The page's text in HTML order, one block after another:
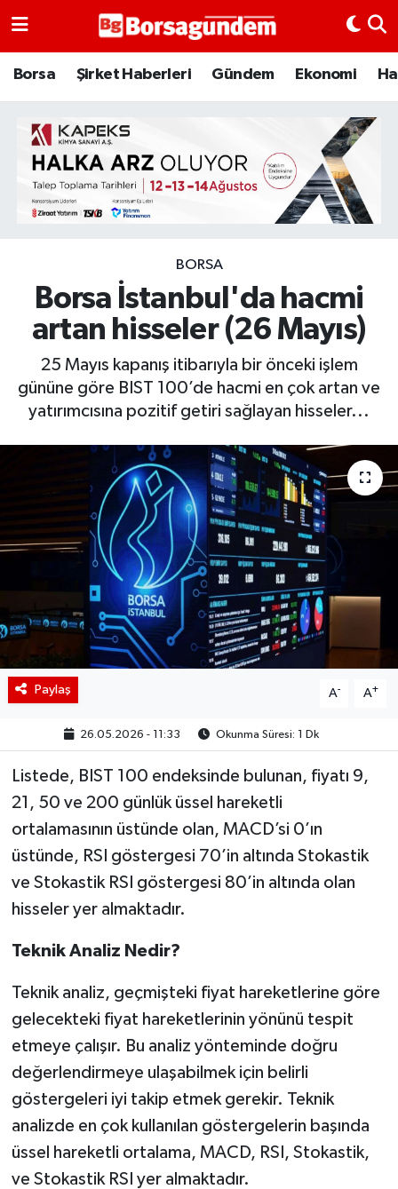
Borsa Şirket Haberleri Gündem Ekonomi
BORSA
Borsa İstanbul'da hacmi
artan hisseler (26 Mayıs)
25 Mayıs kapanış itibarıyla bir önceki işlem
gününe göre BIST 100’de hacmi en çok artan ve
yatırımcısına pozitif getiri sağlayan hisseler...
Paylaş A- A+
26.05.2026 - 11:33 Okunma Süresi: 1 Dk
Listede, BIST 100 endeksinde bulunan, fiyatı 9,
21, 50 ve 200 günlük üssel hareketli
ortalamasının üstünde olan, MACD’si 0’ın
üstünde, RSI göstergesi 70’in altında Stokastik
ve Stokastik RSI göstergesi 80’in altında olan
hisseler yer almaktadır.
Teknik Analiz Nedir?
Teknik analiz, geçmişteki fiyat hareketlerine göre
gelecekteki fiyat hareketlerinin yönünü tespit
etmeye çalışır. Bu analiz yönteminde doğru
değerlendirmeye ulaşabilmek için belirli
göstergeleri iyi takip etmek gerekir. Teknik
analizde en çok kullanılan göstergelerin başında
üssel hareketli ortalama, MACD, RSI, Stokastik,
ve Stokastik RSI yer almaktadır.
Borsa
Emtia
Galeri
Bitcoin
Şirket Haberleri
Borsa Gundem
Coin Isı Haritası
Ekonomik Takvim
Kiripto Para Piyasası
Gizlilik Sözleşmesi
Hakkımızda
İletişim